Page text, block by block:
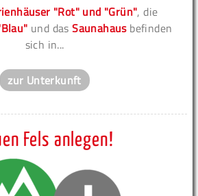
"Rot" und "Grün", die
und dasSaunahausbefinden
sich in...
zur Unterkunft
Fels anlegen!